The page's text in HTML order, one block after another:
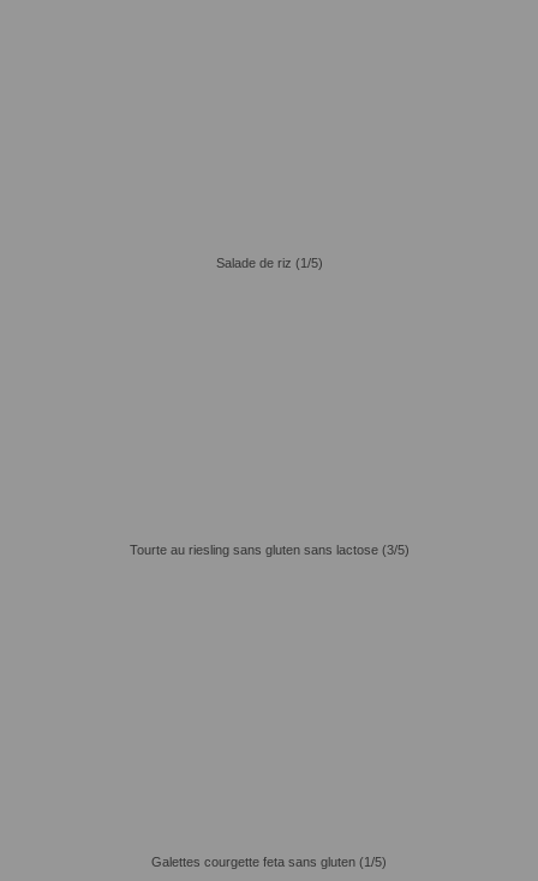
Salade de riz (1/5)
Tourte au riesling sans gluten sans lactose (3/5)
Galettes courgette feta sans gluten (1/5)